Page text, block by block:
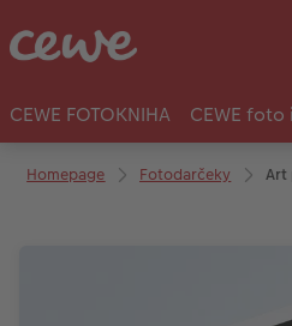
CEWE FOTOKNIHA CEWE
Homepage Fotodarčeky Art